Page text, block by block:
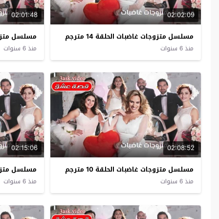
02:02:09
مسلسل متزوجات غاضبات الحلقة 14 مترجم
منذ 6 سنوات
02:01:48
مسلسل
منذ 6 سنوات
02:08:52
مسلسل متزوجات غاضبات الحلقة 10 مترجم
منذ 6 سنوات
02:15:06
مسلسل
منذ 6 سنوات